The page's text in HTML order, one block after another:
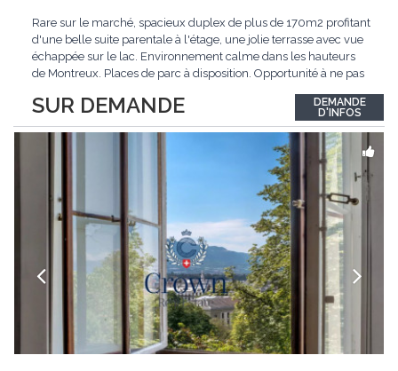
SUR DEMANDE
Rare sur le marché, spacieux duplex de plus de 170m2 profitant
d'une belle suite parentale à l'étage, une jolie terrasse avec vue
échappée sur le lac. Environnement calme dans les hauteurs
de Montreux. Places de parc à disposition. Opportunité à ne pas
auf dem Markt, geräumiges Duplex von mehr als 170m2 mit
einer schönen...
DEMANDE
D'INFOS